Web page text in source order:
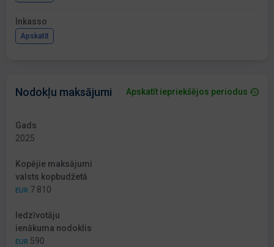
Inkasso
Apskatīt
Nodokļu maksājumi Apskatīt iepriekšējos periodus
Gads
2025
Kopējie maksājumi
valsts kopbudžetā
EUR 7 810
Iedzīvotāju
ienākuma nodoklis
EUR 590